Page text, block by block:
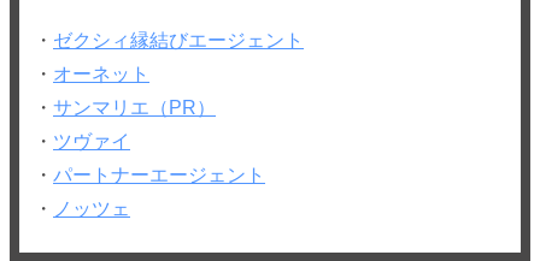
・ ゼクシィ縁結びエージェント
・ オーネット
・ サンマリエ（PR）
・ ツヴァイ
・ パートナーエージェント
・ ノッツェ